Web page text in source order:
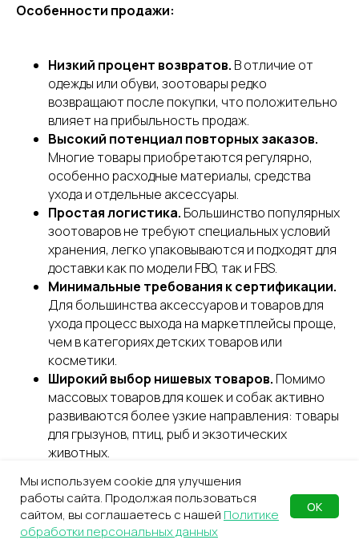
Особенности продажи:
Низкий процент возвратов. В отличие от
одежды или обуви, зоотовары редко
возвращают после покупки, что положительно
влияет на прибыльность продаж.
Высокий потенциал повторных заказов.
Многие товары приобретаются регулярно,
особенно расходные материалы, средства
ухода и отдельные аксессуары.
Простая логистика. Большинство популярных
зоотоваров не требуют специальных условий
хранения, легко упаковываются и подходят для
доставки как по модели FBO, так и FBS.
Минимальные требования к сертификации.
Для большинства аксессуаров и товаров для
ухода процесс выхода на маркетплейсы проще,
чем в категориях детских товаров или
косметики.
Широкий выбор нишевых товаров. Помимо
массовых товаров для кошек и собак активно
развиваются более узкие направления: товары
для грызунов, птиц, рыб и экзотических
животных.
Подходит новичкам:Да. Зоотовары отличаются
стабильным спросом, относительно простой
логистикой и низким процентом возвратов, поэтому
Мы используем cookie для улучшения
работы сайта. Продолжая пользоваться
сайтом, вы соглашаетесь с нашей Политике
обработки персональных данных
ОК